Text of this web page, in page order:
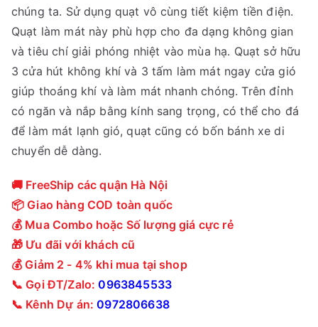
chúng ta. Sử dụng quạt vô cùng tiết kiệm tiền điện.
Quạt làm mát này phù hợp cho đa dạng không gian
và tiêu chí giải phóng nhiệt vào mùa hạ. Quạt sở hữu
3 cửa hút không khí và 3 tấm làm mát ngay cửa gió
giúp thoáng khí và làm mát nhanh chóng. Trên đỉnh
có ngăn và nắp bằng kính sang trọng, có thể cho đá
để làm mát lạnh gió, quạt cũng có bốn bánh xe di
chuyển dễ dàng.
🚚 FreeShip các quận Hà Nội
📦 Giao hàng COD toàn quốc
💰 Mua Combo hoặc Số lượng giá cực rẻ
🎁 Ưu đãi với khách cũ
💰 Giảm 2 - 4% khi mua tại shop
📞 Gọi ĐT/Zalo:0963845533
📞 Kênh Dự án:0972806638